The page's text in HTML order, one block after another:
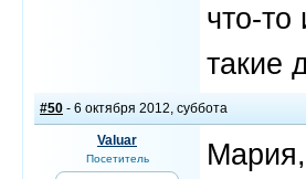
что-
такие
#50 - 6 октября 2012, суббота
Valuar
Посетитель